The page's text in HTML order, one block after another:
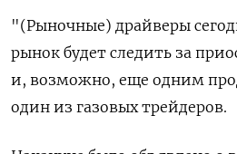
"(Рыночные) драйверы
рынок будет следить за
и, возможно, еще одним
один из газовых трейдеров.